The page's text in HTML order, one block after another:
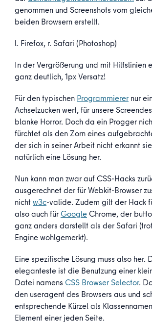
genommen und Screenshots vom
beiden Browsern erstellt.
l. Firefox, r. Safari (Photoshop)
In der Vergrößerung und mit Hilfslinien
ganz deutlich, 1px Versatz!
Für den typischen Programmierer nur
Achselzucken wert, für unsere
blanke Horror. Doch da ein Progger
fürchtet als den Zorn eines
der sich in seiner Arbeit nicht erkannt
natürlich eine Lösung her.
Nun kann man zwar auf CSS-Hacks
ausgerechnet der für Webkit-Browser
nicht w3c-valide. Zudem gilt der Hack
also auch für Google Chrome, der
ganz anders darstellt als der Safari
Engine wohlgemerkt).
Eine spezifische Lösung muss also her.
eleganteste ist die Benutzung einer
Datei namens CSS Browser Selector.
den useragent des Browsers aus und
entsprechende Kürzel als
Element einer jeden Seite.